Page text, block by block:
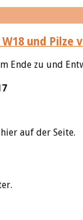
W18 und
Ende zu und
auf der Seite.